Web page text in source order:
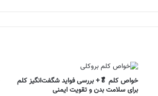
خواص کلم 🥬+ بررسی فواید شگفت‌انگیز کلم
برای سلامت بدن و تقویت ایمنی